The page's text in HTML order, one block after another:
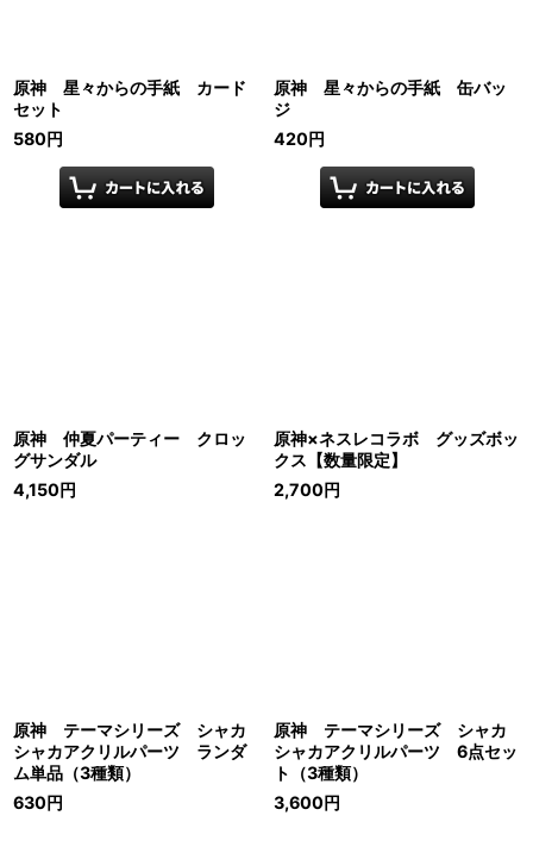
原神 星々からの手紙 カード
セット
580円
原神 星々からの手紙 缶バッ
ジ
420円
原神 仲夏パーティー クロッ
グサンダル
4,150円
原神×ネスレコラボ グッズボッ
クス【数量限定】
2,700円
原神 テーマシリーズ シャカ
シャカアクリルパーツ ランダ
ム単品（3種類）
630円
原神 テーマシリーズ シャカ
シャカアクリルパーツ 6点セッ
ト（3種類）
3,600円